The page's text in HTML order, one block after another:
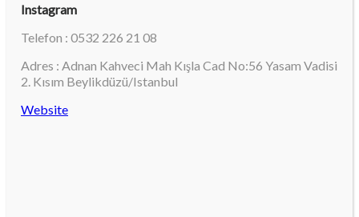
Instagram
Telefon : 0532 226 21 08
Adres : Adnan Kahveci Mah Kışla Cad No:56 Yasam Vadisi
2. Kısım Beylikdüzü/Istanbul
Website